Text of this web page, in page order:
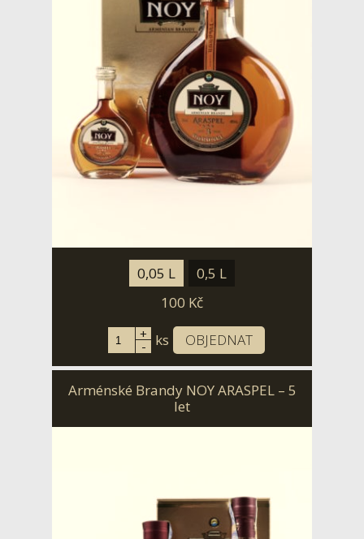
0,05 L
0,5 L
100 Kč
+
- ks OBJEDNAT
Arménské Brandy NOY ARASPEL – 5
let